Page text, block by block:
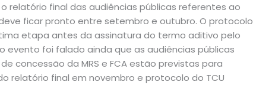
relatório final das audiências públicas referentes ao
ficar pronto entre setembro e outubro. O protocolo
etapa antes da assinatura do termo aditivo pelo
evento foi falado ainda que as audiências públicas
concessão da MRS e FCA estão previstas para
relatório final em novembro e protocolo do TCU